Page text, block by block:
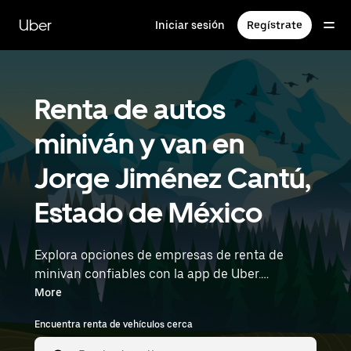
contenido
principal
Uber Iniciar sesión Regístrate
Renta de autos
miniván y van en
Jorge Jiménez Cantú,
Estado de México
Explora opciones de empresas de renta de
minivan confiables con la app de Uber.
¿Necesitas espacio para todos? Las minivans
mudanza o capacidad de carga adicional,
More
Encuentra renta de vehículos cerca